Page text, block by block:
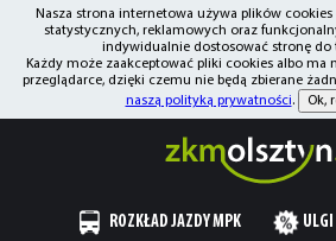
Nasza strona internetowa używa plików
statystycznych, reklamowych oraz
indywidualnie dostosować stronę do
Każdy może zaakceptować pliki cookies albo ma
przeglądarce, dzięki czemu nie będą zbierane
naszą polityką prywatności. Ok,
ROZKŁAD JAZDY MPK